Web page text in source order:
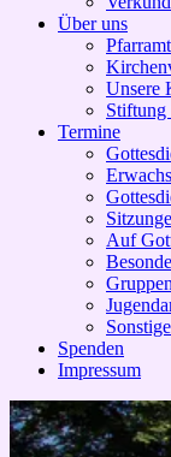
Über uns
Pfarramt
Unsere
Stiftung
Termine
Auf
Spenden
Impressum